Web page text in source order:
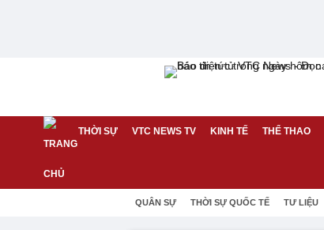
THỜI SỰ VTC NEWS TV KINH TẾ THỂ THAO
QUÂN SỰ THỜI SỰ QUỐC TẾ TƯ LIỆU